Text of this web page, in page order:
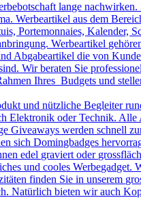
lange
Werbeartikel aus dem
Portemonnaies, Kalender,
Werbeartikel
Abgabeartikel die von
Wir beraten Sie
Ihres Budgets und
und nützliche Begleiter
Elektronik oder Technik.
werden schnell
sich Domingbadges
edel graviert oder
und cooles Werbegadget.
finden Sie in unserem
Natürlich bieten wir auch